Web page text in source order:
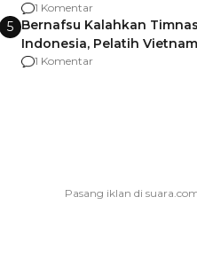
agar Dana Tidak Hangus!
1 Komentar
5 Bernafsu Kalahkan Timnas
Indonesia, Pelatih Vietnam
Berencana Pakai Jimat di
1 Komentar